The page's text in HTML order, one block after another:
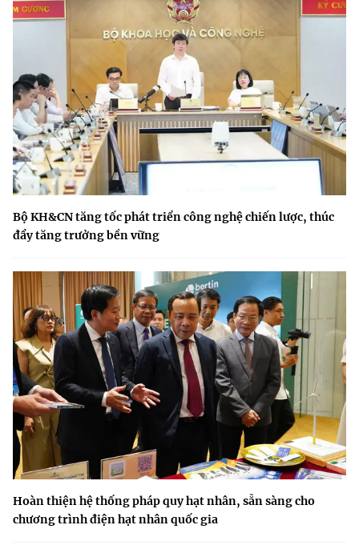
Bộ KH&CN tăng tốc phát triển công nghệ chiến lược, thúc
đẩy tăng trưởng bền vững
Hoàn thiện hệ thống pháp quy hạt nhân, sẵn sàng cho
chương trình điện hạt nhân quốc gia